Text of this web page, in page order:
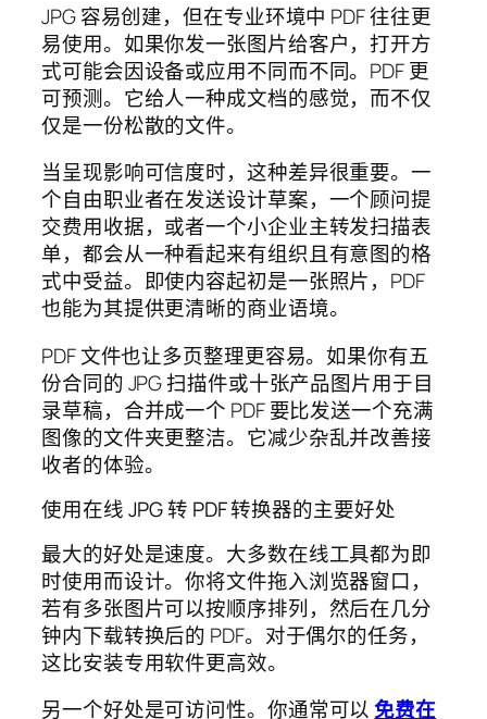
JPG 容易创建，但在专业环境中 PDF 往往更
易使用。如果你发一张图片给客户，打开方
式可能会因设备或应用不同而不同。PDF 更
可预测。它给人一种成文档的感觉，而不仅
仅是一份松散的文件。
当呈现影响可信度时，这种差异很重要。一
个自由职业者在发送设计草案，一个顾问提
交费用收据，或者一个小企业主转发扫描表
单，都会从一种看起来有组织且有意图的格
式中受益。即使内容起初是一张照片，PDF
也能为其提供更清晰的商业语境。
PDF 文件也让多页整理更容易。如果你有五
份合同的 JPG 扫描件或十张产品图片用于目
录草稿，合并成一个 PDF 要比发送一个充满
图像的文件夹更整洁。它减少杂乱并改善接
收者的体验。
使用在线 JPG 转 PDF 转换器的主要好处
最大的好处是速度。大多数在线工具都为即
时使用而设计。你将文件拖入浏览器窗口，
若有多张图片可以按顺序排列，然后在几分
钟内下载转换后的 PDF。对于偶尔的任务，
这比安装专用软件更高效。
另一个好处是可访问性。你通常可以免费在